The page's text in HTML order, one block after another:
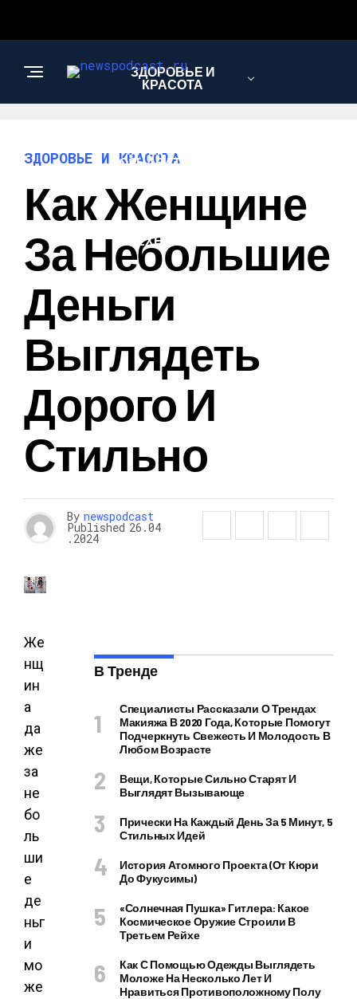
ЗДОРОВЬЕ И
КРАСОТА
ИНТЕРЕСНОЕ И
ПОЗНАВАТЕЛЬНОЕ
ТЕХНОЛОГИИ
ЗДОРОВЬЕ И КРАСОТА
Как Женщине
За Небольшие
Деньги
Выглядеть
Дорого И
Стильно
By newspodcast
Published 26.04
.2024
Же
нщ
ин
а
да
же
за
не
бо
ль
ши
е
де
ньг
и
мо
же
В Тренде
Специалисты Рассказали О Трендах
Макияжа В 2020 Года, Которые Помогут
Подчеркнуть Свежесть И Молодость В
Любом Возрасте
Вещи, Которые Сильно Старят И
Выглядят Вызывающе
Прически На Каждый День За 5 Минут, 5
Стильных Идей
История Атомного Проекта (от Кюри
До Фукусимы)
«Солнечная Пушка» Гитлера: Какое
Космическое Оружие Строили В
Третьем Рейхе
Как С Помощью Одежды Выглядеть
Моложе На Несколько Лет И
Нравиться Противоположному Полу